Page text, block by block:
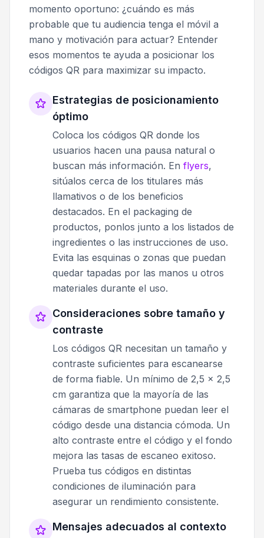
momento oportuno: ¿cuándo es más
probable que tu audiencia tenga el móvil a
mano y motivación para actuar? Entender
esos momentos te ayuda a posicionar los
códigos QR para maximizar su impacto.
Estrategias de posicionamiento
óptimo
Coloca los códigos QR donde los
usuarios hacen una pausa natural o
buscan más información. En flyers,
sitúalos cerca de los titulares más
llamativos o de los beneficios
destacados. En el packaging de
productos, ponlos junto a los listados de
ingredientes o las instrucciones de uso.
Evita las esquinas o zonas que puedan
quedar tapadas por las manos u otros
materiales durante el uso.
Consideraciones sobre tamaño y
contraste
Los códigos QR necesitan un tamaño y
contraste suficientes para escanearse
de forma fiable. Un mínimo de 2,5 x 2,5
cm garantiza que la mayoría de las
cámaras de smartphone puedan leer el
código desde una distancia cómoda. Un
alto contraste entre el código y el fondo
mejora las tasas de escaneo exitoso.
Prueba tus códigos en distintas
condiciones de iluminación para
asegurar un rendimiento consistente.
Mensajes adecuados al contexto